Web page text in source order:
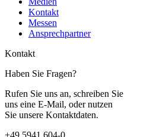
Kontakt
Messen
Ansprechpartner
Kontakt
Haben Sie Fragen?
Rufen Sie uns an, schreiben Sie
uns eine E-Mail, oder nutzen
Sie unsere Kontaktdaten.
+49 5941 604-0